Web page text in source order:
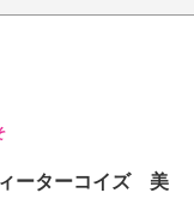
ーターコイズ 美